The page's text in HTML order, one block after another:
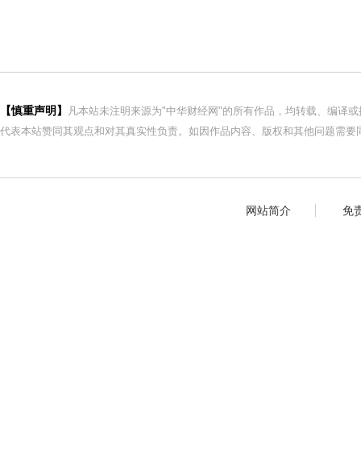
【慎重声明】
凡本站未注明来源为"中华财经网"的所有作品，均转载、编译
代表本站赞同其观点和对其真实性负责。如因作品内容、版权和其他问题需
网站简介 免